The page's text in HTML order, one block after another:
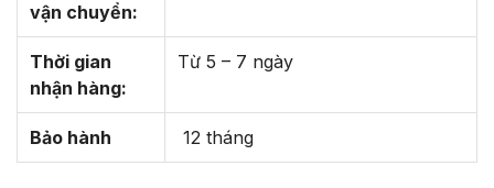
vận chuyển:
Thời gian
nhận hàng:
Từ 5 – 7 ngày
Bảo hành 12 tháng